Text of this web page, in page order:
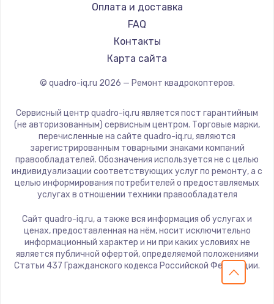
Оплата и доставка
FAQ
Контакты
Карта сайта
© quadro-iq.ru 2026 — Ремонт квадрокоптеров.
Сервисный центр quadro-iq.ru является пост гарантийным
(не авторизованным) сервисным центром. Торговые марки,
перечисленные на сайте quadro-iq.ru, являются
зарегистрированным товарными знаками компаний
правообладателей. Обозначения используется не с целью
индивидуализации соответствующих услуг по ремонту, а с
целью информирования потребителей о предоставляемых
услугах в отношении техники правообладателя
Сайт quadro-iq.ru, а также вся информация об услугах и
ценах, предоставленная на нём, носит исключительно
информационный характер и ни при каких условиях не
является публичной офертой, определяемой положениями
Статьи 437 Гражданского кодекса Российской Федерации.